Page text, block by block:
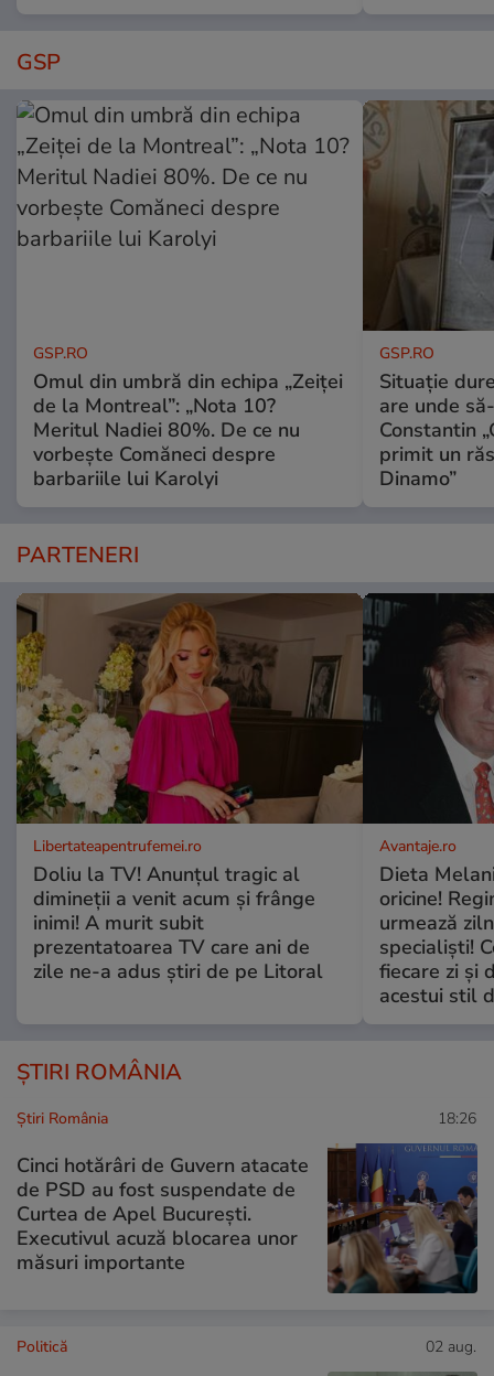
GSP
GSP.RO
Omul din umbră din echipa „Zeiței
de la Montreal”: „Nota 10?
Meritul Nadiei 80%. De ce nu
vorbește Comăneci despre
barbariile lui Karolyi
GSP.RO
Situație
are unde
Constantin
primit un
Dinamo”
PARTENERI
Libertateapentrufemei.ro
Doliu la TV! Anunțul tragic al
dimineții a venit acum și frânge
inimi! A murit subit
prezentatoarea TV care ani de
zile ne-a adus știri de pe Litoral
Avantaje.ro
Dieta
oricine!
urmează
specialiști!
fiecare zi și
acestui stil
ȘTIRI ROMÂNIA
Știri România 18:26
Cinci hotărâri de Guvern atacate
de PSD au fost suspendate de
Curtea de Apel București.
Executivul acuză blocarea unor
măsuri importante
Politică 02 aug.